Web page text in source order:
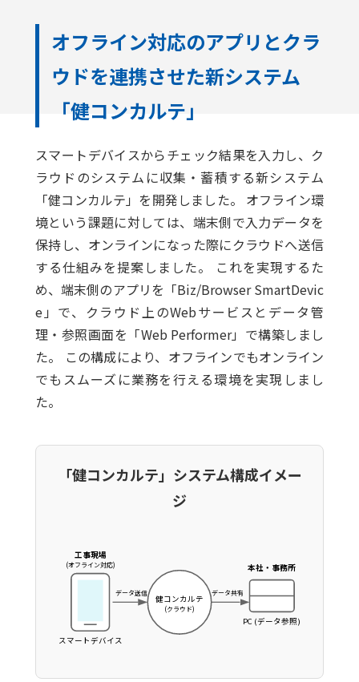
オフライン対応のアプリとクラ
ウドを連携させた新システム
「健コンカルテ」
スマートデバイスからチェック結果を入力し、ク
ラウドのシステムに収集・蓄積する新システム
「健コンカルテ」を開発しました。 オフライン環
境という課題に対しては、端末側で入力データを
保持し、オンラインになった際にクラウドへ送信
する仕組みを提案しました。 これを実現するた
め、端末側のアプリを「Biz/Browser SmartDevic
e」で、クラウド上のWebサービスとデータ管
理・参照画面を「Web Performer」で構築しまし
た。 この構成により、オフラインでもオンライン
でもスムーズに業務を行える環境を実現しまし
た。
「健コンカルテ」システム構成イメー
ジ
スマートデバイス
工事現場
(オフライン対応)
健コンカルテ
(クラウド)
PC (データ参照)
本社・事務所
データ送信 データ共有